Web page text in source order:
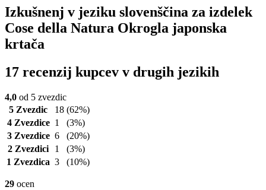
Izkušnenj v jeziku slovenščina za izdelek
Cose della Natura Okrogla japonska
krtača
17 recenzij kupcev v drugih jezikih
4,0 od 5 zvezdic
5 Zvezdic
18 (62%)
4 Zvezdice 1
(3%)
3 Zvezdice 6
(20%)
2 Zvezdici
1
(3%)
1 Zvezdica 3 (10%)
29 ocen